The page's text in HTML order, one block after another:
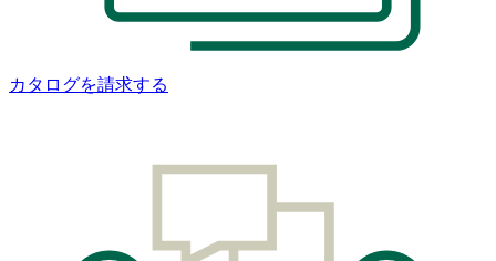
カタログを請求する